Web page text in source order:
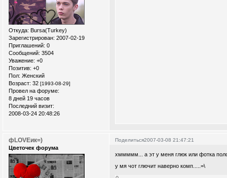
Откуда: Bursa(Turkey)
Зарегистрирован: 2007-02-19
Приглашений: 0
Сообщений: 3504
Уважение: +0
Позитив: +0
Пол: Женский
Возраст: 32 [1993-08-29]
Провел на форуме:
8 дней 19 часов
Последний визит:
2008-03-24 20:48:26
Поделиться2007-03-08 21:47:21
фLOVEик=)
Цветочек форума
хммммм... а эт у меня глюк или фотка
у мя чот глючит наверно комп.....=\